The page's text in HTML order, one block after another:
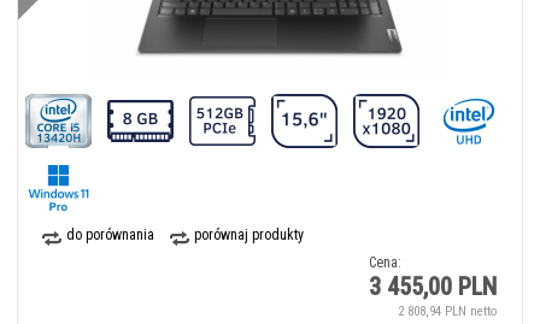
do porównania
porównaj produkty
Cena:
3 455,00 PLN
2 808,94 PLN netto